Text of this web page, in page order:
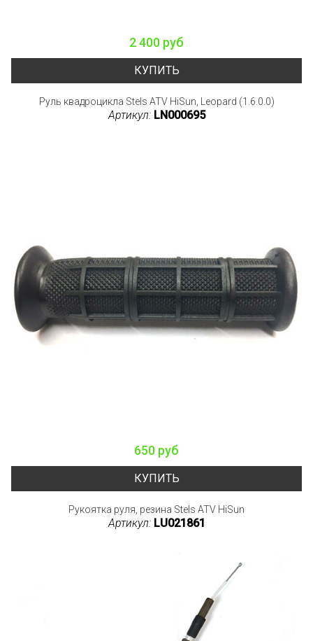
2 400 руб
КУПИТЬ
Руль квадроцикла Stels ATV HiSun, Leopard (1.6.0.0)
Артикул: LN000695
650 руб
КУПИТЬ
Рукоятка руля, резина Stels ATV HiSun
Артикул: LU021861